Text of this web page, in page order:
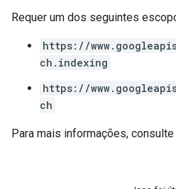
Requer um dos seguintes
https://
ch.indexing
https://
ch
Para mais informações,